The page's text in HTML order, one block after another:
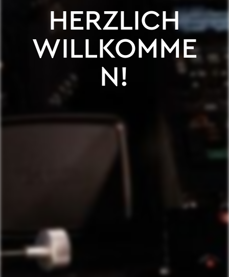
HERZLICH
WILLKOMME
N!